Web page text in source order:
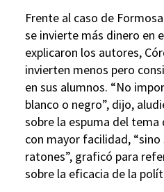
Frente al caso de
se invierte más dinero en
explicaron los autores,
invierten menos pero
en sus alumnos. “No
blanco o negro”, dijo,
sobre la espuma del
con mayor facilidad,
ratones”, graficó para
sobre la eficacia de la